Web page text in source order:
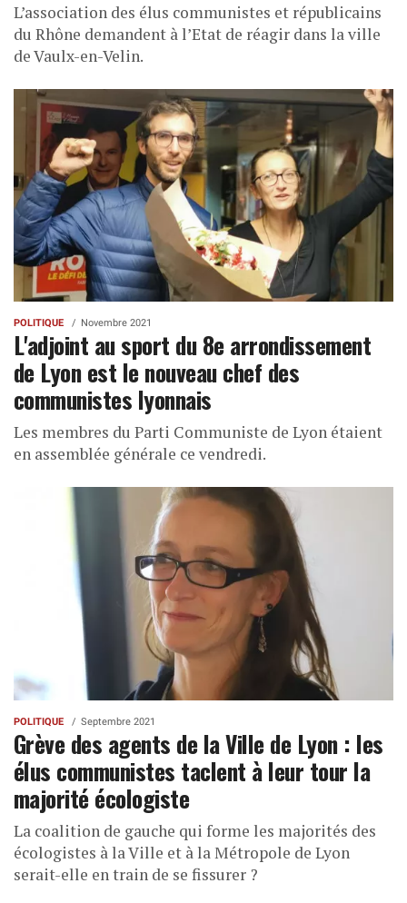
L’association des élus communistes et républicains
du Rhône demandent à l’Etat de réagir dans la ville
de Vaulx-en-Velin.
POLITIQUE Novembre 2021
L'adjoint au sport du 8e arrondissement
de Lyon est le nouveau chef des
communistes lyonnais
Les membres du Parti Communiste de Lyon étaient
en assemblée générale ce vendredi.
POLITIQUE Septembre 2021
Grève des agents de la Ville de Lyon : les
élus communistes taclent à leur tour la
majorité écologiste
La coalition de gauche qui forme les majorités des
écologistes à la Ville et à la Métropole de Lyon
serait-elle en train de se fissurer ?